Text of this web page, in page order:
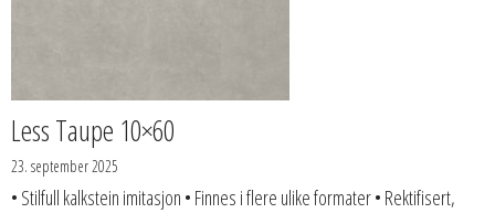
Less Taupe 10×60
23. september 2025
• Stilfull kalkstein imitasjon • Finnes i flere ulike formater • Rektifisert,